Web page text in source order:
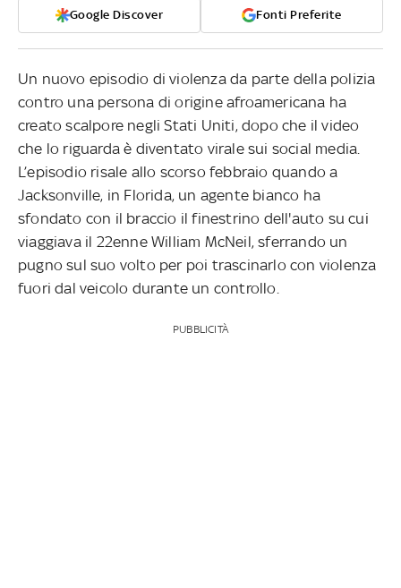
Google Discover Fonti Preferite
Un nuovo episodio di violenza da parte della polizia
contro una persona di origine afroamericana ha
creato scalpore negli Stati Uniti, dopo che il video
che lo riguarda è diventato virale sui social media.
L’episodio risale allo scorso febbraio quando a
Jacksonville, in Florida, un agente bianco ha
sfondato con il braccio il finestrino dell'auto su cui
viaggiava il 22enne William McNeil, sferrando un
pugno sul suo volto per poi trascinarlo con violenza
fuori dal veicolo durante un controllo.
PUBBLICITÀ